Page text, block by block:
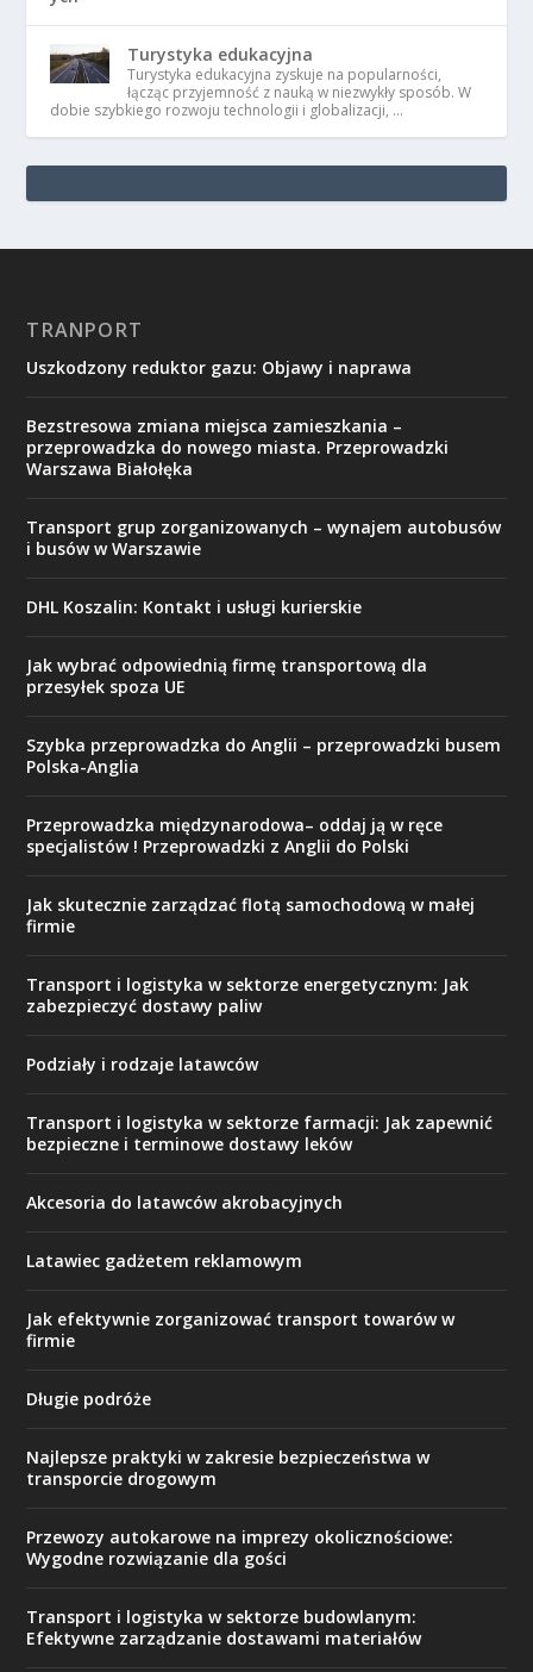
Turystyka edukacyjna
Turystyka edukacyjna zyskuje na popularności,
łącząc przyjemność z nauką w niezwykły sposób. W
dobie szybkiego rozwoju technologii i globalizacji, …
TRANPORT
Uszkodzony reduktor gazu: Objawy i naprawa
Bezstresowa zmiana miejsca zamieszkania –
przeprowadzka do nowego miasta. Przeprowadzki
Warszawa Białołęka
Transport grup zorganizowanych – wynajem autobusów
i busów w Warszawie
DHL Koszalin: Kontakt i usługi kurierskie
Jak wybrać odpowiednią firmę transportową dla
przesyłek spoza UE
Szybka przeprowadzka do Anglii – przeprowadzki busem
Polska-Anglia
Przeprowadzka międzynarodowa– oddaj ją w ręce
specjalistów ! Przeprowadzki z Anglii do Polski
Jak skutecznie zarządzać flotą samochodową w małej
firmie
Transport i logistyka w sektorze energetycznym: Jak
zabezpieczyć dostawy paliw
Podziały i rodzaje latawców
Transport i logistyka w sektorze farmacji: Jak zapewnić
bezpieczne i terminowe dostawy leków
Akcesoria do latawców akrobacyjnych
Latawiec gadżetem reklamowym
Jak efektywnie zorganizować transport towarów w
firmie
Długie podróże
Najlepsze praktyki w zakresie bezpieczeństwa w
transporcie drogowym
Przewozy autokarowe na imprezy okolicznościowe:
Wygodne rozwiązanie dla gości
Transport i logistyka w sektorze budowlanym:
Efektywne zarządzanie dostawami materiałów